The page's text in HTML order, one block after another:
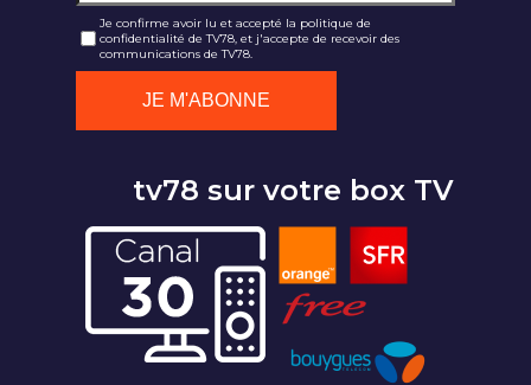
Je confirme avoir lu et accepté la politique de
confidentialité de TV78, et j'accepte de recevoir des
communications de TV78.
tv78 sur votre box TV